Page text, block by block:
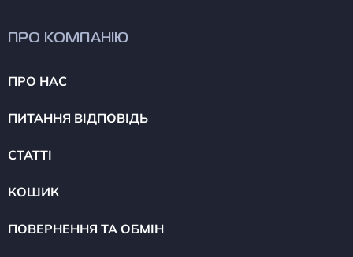
ПРО КОМПАНІЮ
ПРО НАС
ПИТАННЯ ВІДПОВІДЬ
СТАТТІ
КОШИК
ПОВЕРНЕННЯ ТА ОБМІН